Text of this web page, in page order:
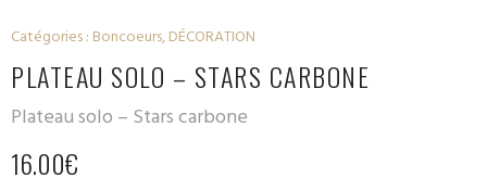
Catégories : Boncoeurs,DÉCORATION
PLATEAU SOLO – STARS CARBONE
Plateau solo – Stars carbone
16.00€